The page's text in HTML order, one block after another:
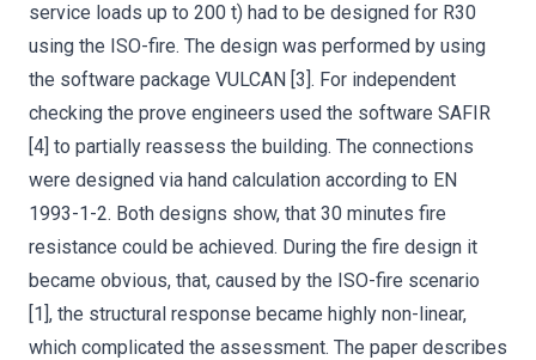
service loads up to 200 t) had to be designed for R30
using the ISO-fire. The design was performed by using
the software package VULCAN [3]. For independent
checking the prove engineers used the software SAFIR
[4] to partially reassess the building. The connections
were designed via hand calculation according to EN
1993-1-2. Both designs show, that 30 minutes fire
resistance could be achieved. During the fire design it
became obvious, that, caused by the ISO-fire scenario
[1], the structural response became highly non-linear,
which complicated the assessment. The paper describes